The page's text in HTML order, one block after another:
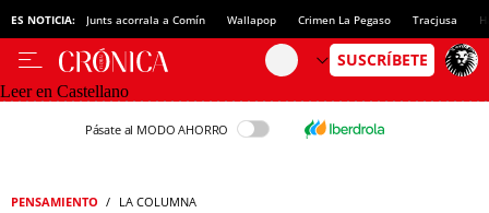
ES NOTICIA: Junts acorrala a Comín Wallapop Crimen La Pegaso Tracjusa
Leer en Castellano
Pásate al MODO AHORRO
PENSAMIENTO LA COLUMNA